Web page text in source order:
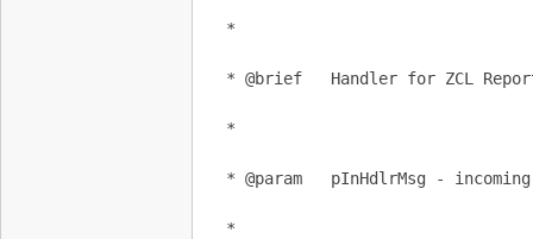
*
* @brief   Handler for ZCL
*
* @param   pInHdlrMsg -
*